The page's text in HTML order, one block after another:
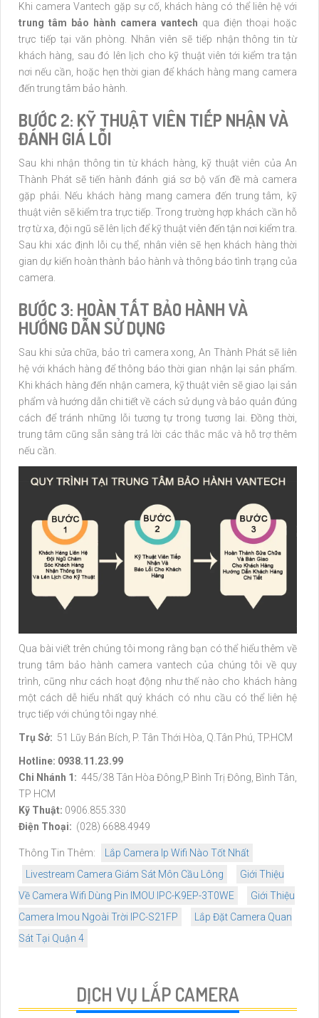
Khi camera Vantech gặp sự cố, khách hàng có thể liên hệ với
trung tâm bảo hành camera vantech qua điện thoại hoặc
trực tiếp tại văn phòng. Nhân viên sẽ tiếp nhận thông tin từ
khách hàng, sau đó lên lịch cho kỹ thuật viên tới kiểm tra tận
nơi nếu cần, hoặc hẹn thời gian để khách hàng mang camera
đến trung tâm bảo hành.
BƯỚC 2: KỸ THUẬT VIÊN TIẾP NHẬN VÀ
ĐÁNH GIÁ LỖI
Sau khi nhận thông tin từ khách hàng, kỹ thuật viên của An
Thành Phát sẽ tiến hành đánh giá sơ bộ vấn đề mà camera
gặp phải. Nếu khách hàng mang camera đến trung tâm, kỹ
thuật viên sẽ kiểm tra trực tiếp. Trong trường hợp khách cần hỗ
trợ từ xa, đội ngũ sẽ lên lịch để kỹ thuật viên đến tận nơi kiểm tra.
Sau khi xác định lỗi cụ thể, nhân viên sẽ hẹn khách hàng thời
gian dự kiến hoàn thành bảo hành và thông báo tình trạng của
camera.
BƯỚC 3: HOÀN TẤT BẢO HÀNH VÀ
HƯỚNG DẪN SỬ DỤNG
Sau khi sửa chữa, bảo trì camera xong, An Thành Phát sẽ liên
hệ với khách hàng để thông báo thời gian nhận lại sản phẩm.
Khi khách hàng đến nhận camera, kỹ thuật viên sẽ giao lại sản
phẩm và hướng dẫn chi tiết về cách sử dụng và bảo quản đúng
cách để tránh những lỗi tương tự trong tương lai. Đồng thời,
trung tâm cũng sẵn sàng trả lời các thắc mắc và hỗ trợ thêm
nếu cần.
Qua bài viết trên chúng tôi mong rằng bạn có thể hiểu thêm về
trung tâm bảo hành camera vantech của chúng tôi về quy
trình, cũng như cách hoạt động như thế nào cho khách hàng
một cách dễ hiểu nhất quý khách có nhu cầu có thể liên hệ
trực tiếp với chúng tôi ngay nhé.
Trụ Sở: 51 Lũy Bán Bích, P. Tân Thới Hòa, Q.Tân Phú, TP.HCM
Hotline: 0938.11.23.99
Chi Nhánh 1: 445/38 Tân Hòa Đông,P Bình Trị Đông, Bình Tân,
TP HCM
Kỹ Thuật: 0906.855.330
Điện Thoại: (028) 6688.4949
Thông Tin Thêm:
Lắp Camera Ip Wifi Nào Tốt Nhất
Livestream Camera Giám Sát Môn Cầu Lông
Giới Thiệu
Về Camera Wifi Dùng Pin IMOU IPC-K9EP-3T0WE
Giới Thiệu
Camera Imou Ngoài Trời IPC-S21FP
Lắp Đặt Camera Quan
Sát Tại Quận 4
DỊCH VỤ LẮP CAMERA